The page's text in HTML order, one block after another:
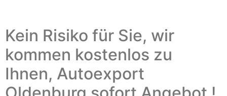
Kein Risiko für Sie, wir
kommen kostenlos zu
Ihnen, Autoexport